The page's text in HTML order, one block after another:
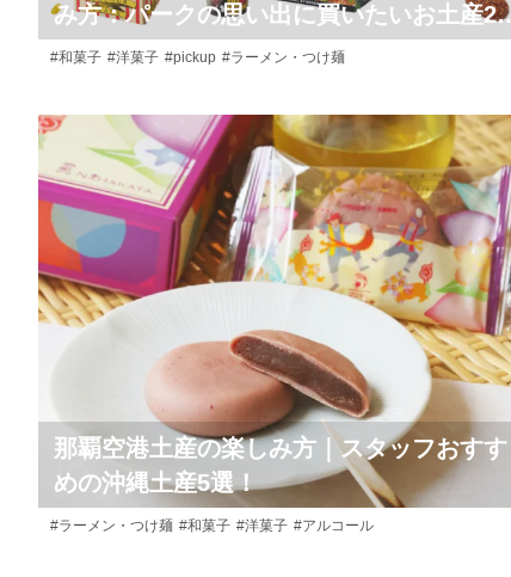
み方：パークの思い出に買いたいお土産20
点！
#和菓子 #洋菓子 #pickup #ラーメン・つけ麺
那覇空港土産の楽しみ方｜スタッフおすす
めの沖縄土産5選！
#ラーメン・つけ麺 #和菓子 #洋菓子 #アルコール